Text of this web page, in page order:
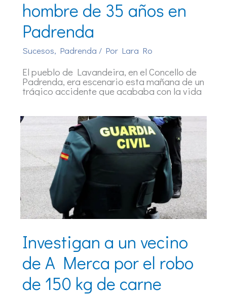
hombre de 35 años en
Padrenda
Sucesos, Padrenda / Por Lara Ro
El pueblo de Lavandeira, en el Concello de
Padrenda, era escenario esta mañana de un
trágico accidente que acababa con la vida
Investigan a un vecino
de A Merca por el robo
de 150 kg de carne